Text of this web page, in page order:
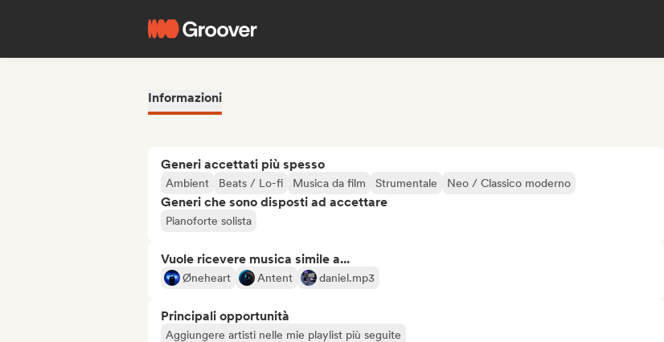
Informazioni
Generi accettati più spesso
Ambient Beats / Lo-fi Musica da film Strumentale Neo / Classico moderno
Generi che sono disposti ad accettare
Pianoforte solista
Vuole ricevere musica simile a...
Øneheart Antent daniel.mp3
Principali opportunità
Aggiungere artisti nelle mie playlist più seguite